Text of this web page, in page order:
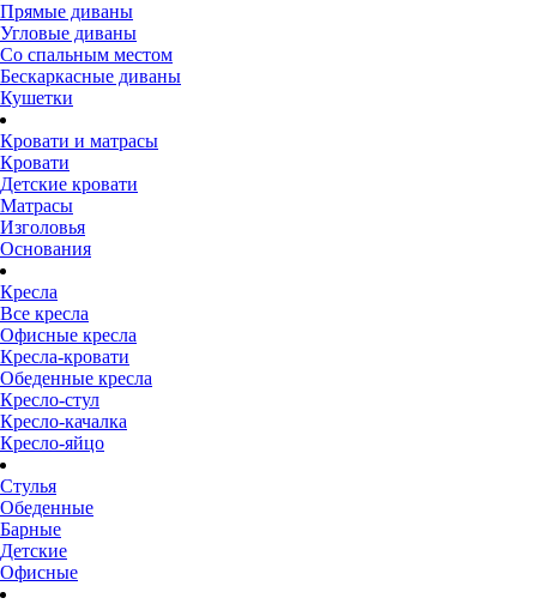
Прямые диваны
Угловые диваны
Со спальным местом
Бескаркасные диваны
Кушетки
Кровати и матрасы
Кровати
Детские кровати
Матрасы
Изголовья
Основания
Кресла
Все кресла
Офисные кресла
Кресла-кровати
Обеденные кресла
Кресло-стул
Кресло-качалка
Кресло-яйцо
Стулья
Обеденные
Барные
Детские
Офисные